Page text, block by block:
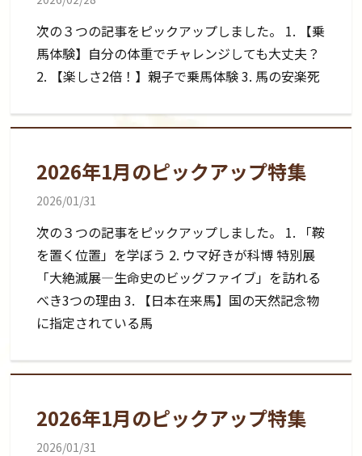
次の３つの記事をピックアップしました。 1. 【乗
馬体験】自分の体重でチャレンジしても大丈夫？
2. 【楽しさ2倍！】親子で乗馬体験 3. 馬の安楽死
2026年1月のピックアップ特集
2026/01/31
次の３つの記事をピックアップしました。 1. 「鞍
を置く位置」を学ぼう 2. ウマ好きが科博 特別展
「大絶滅展―生命史のビッグファイブ」を訪れる
べき3つの理由 3. 【日本在来馬】国の天然記念物
に指定されている馬
2026年1月のピックアップ特集
2026/01/31